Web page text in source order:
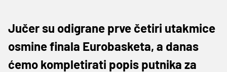
Jučer su odigrane prve četiri utakmice
osmine finala Eurobasketa, a danas
ćemo kompletirati popis putnika za